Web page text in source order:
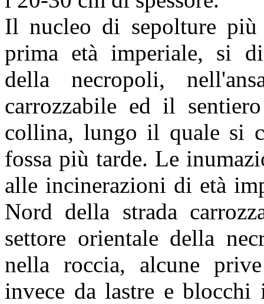
Il nucleo di sepolture
prima età imperiale, si
della necropoli,
carrozzabile ed il
collina, lungo il quale si
fossa più tarde. Le
alle incinerazioni di età
Nord della strada
settore orientale della
nella roccia, alcune
invece da lastre e